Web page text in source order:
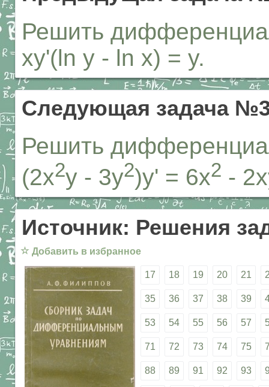
Решить
xy'(ln y - ln x) = y.
Следующая задача
Решить
(2x2y - 3y2)y' = 6x2 -
Источник: Решения
☆ Добавить в избранное
17 18 19 20 21
35 36 37 38 39
53 54 55 56 57
71 72 73 74 75
88 89 91 92 93